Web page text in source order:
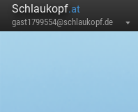
Schlaukopf.at
gast1799554@schlaukopf.de ▼